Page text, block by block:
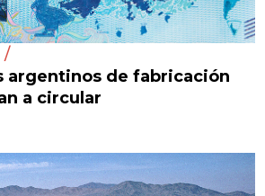
/
argentinos de fabricación
a circular